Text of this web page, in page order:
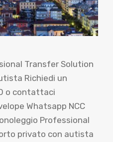
Transfer Solution
Richiedi un
o contattaci
Whatsapp NCC
Professional
privato con autista